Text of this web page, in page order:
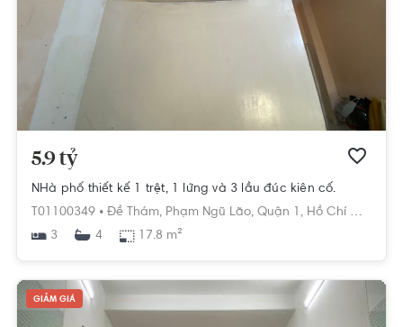
5.9 tỷ
NHà phố thiết kế 1 trệt, 1 lửng và 3 lầu đúc kiên cố.
T01100349 • Đề Thám, Phạm Ngũ Lão, Quận 1, Hồ Chí Minh
3
4 17.8 m²
GIẢM GIÁ